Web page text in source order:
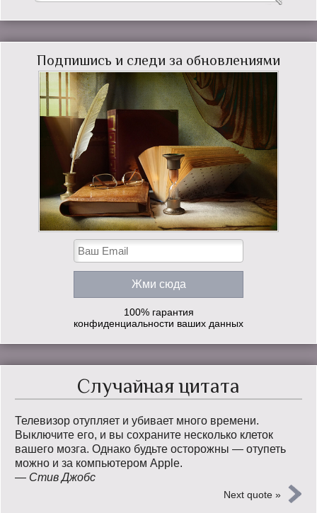
Подпишись и следи за обновлениями
100% гарантия
конфиденциальности ваших данных
Случайная цитата
Телевизор отупляет и убивает много времени.
Выключите его, и вы сохраните несколько клеток
вашего мозга. Однако будьте осторожны — отупеть
можно и за компьютером Apple.
— Стив Джобс
Next quote »